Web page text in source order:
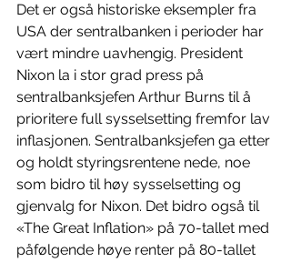
Det er også historiske eksempler fra
USA der sentralbanken i perioder har
vært mindre uavhengig. President
Nixon la i stor grad press på
sentralbanksjefen Arthur Burns til å
prioritere full sysselsetting fremfor lav
inflasjonen. Sentralbanksjefen ga etter
og holdt styringsrentene nede, noe
som bidro til høy sysselsetting og
gjenvalg for Nixon. Det bidro også til
«The Great Inflation» på 70-tallet med
påfølgende høye renter på 80-tallet